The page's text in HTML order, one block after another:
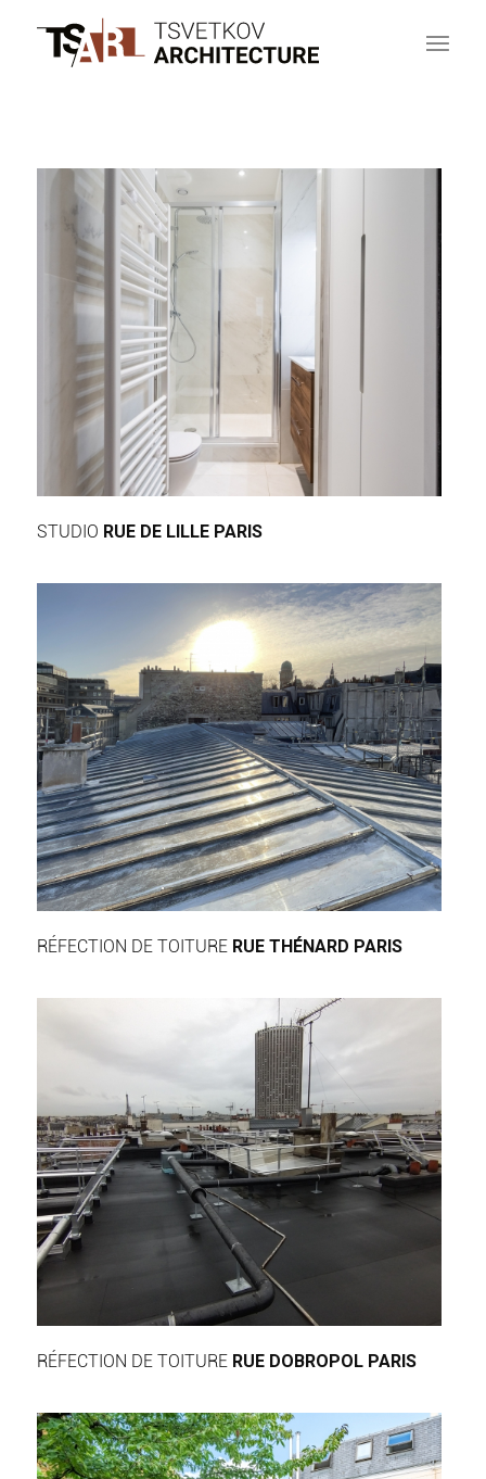
STUDIO RUE DE LILLE PARIS
RÉFECTION DE TOITURERUE THÉNARD PARIS
RÉFECTION DE TOITURERUE DOBROPOL PARIS